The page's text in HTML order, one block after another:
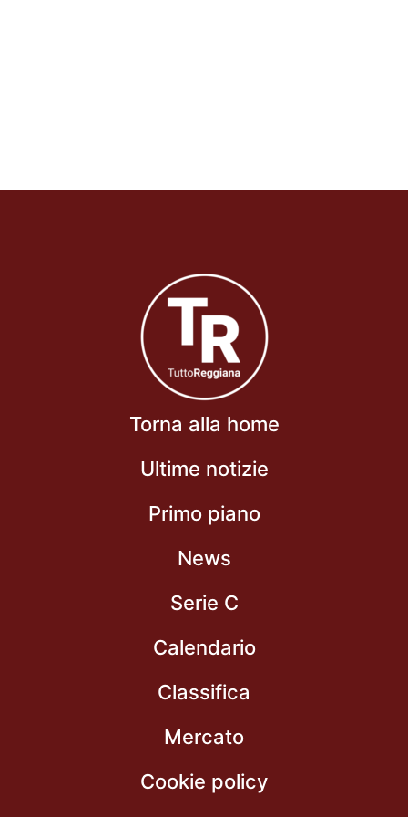
Torna alla home
Ultime notizie
Primo piano
News
Serie C
Calendario
Classifica
Mercato
Cookie policy